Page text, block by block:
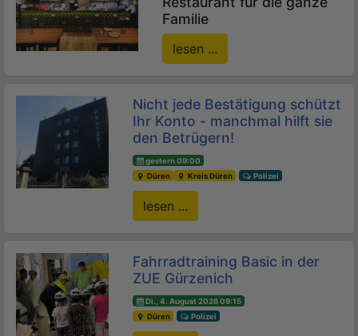
Familie
lesen ...
Nicht jede Bestätigung schützt
Ihr Konto - manchmal hilft sie
den Betrügern!
gestern 09:00
Düren
Kreis Düren Polizei
lesen ...
Fahrradtraining Basic in der
ZUE Gürzenich
Di., 4. August 2026 09:15
Düren
Polizei